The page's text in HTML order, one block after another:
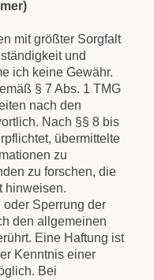
mit größter Sorgfalt
und
ich keine Gewähr.
§ 7 Abs. 1 TMG
nach den
Nach §§ 8 bis
übermittelte
zu
zu forschen, die
hinweisen.
Sperrung der
den allgemeinen
Eine Haftung ist
Kenntnis einer
Bei